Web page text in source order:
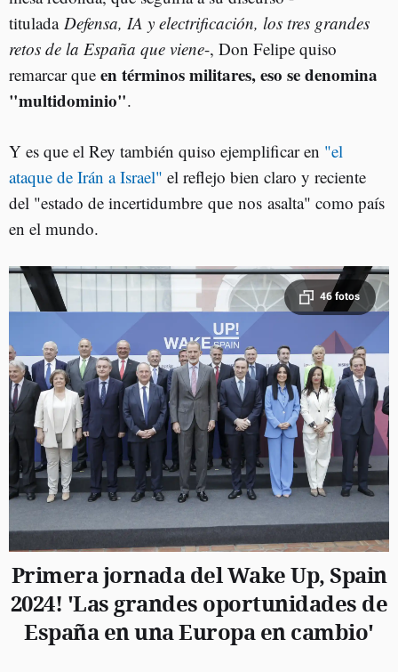
titulada Defensa, IA y electrificación, los tres grandes
retos de la España que viene-, Don Felipe quiso
remarcar que en términos militares, eso se denomina
"multidominio".
Y es que el Rey también quiso ejemplificar en "el
ataque de Irán a Israel" el reflejo bien claro y reciente
del "estado de incertidumbre que nos asalta" como país
en el mundo.
46 fotos
Primera jornada del Wake Up, Spain
2024! 'Las grandes oportunidades de
España en una Europa en cambio'